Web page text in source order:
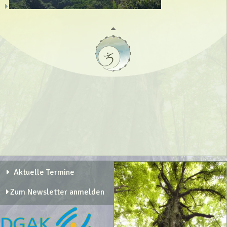
Aktuelle Termine
Zum Newsletter anmelden